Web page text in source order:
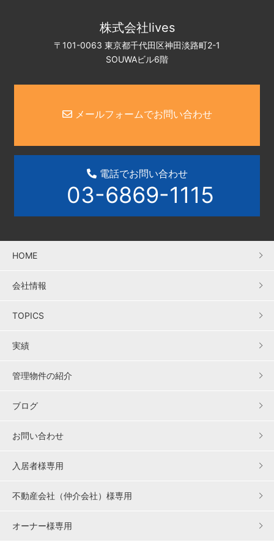
株式会社lives
〒101-0063 東京都千代田区神田淡路町2-1
SOUWAビル6階
メールフォームでお問い合わせ
電話でお問い合わせ
03-6869-1115
HOME
会社情報
TOPICS
実績
管理物件の紹介
ブログ
お問い合わせ
入居者様専用
不動産会社（仲介会社）様専用
オーナー様専用